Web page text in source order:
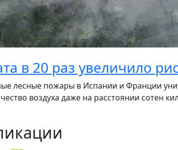
в 20 раз увеличило
лесные пожары в Испании и Франции
воздуха даже на расстоянии сотен